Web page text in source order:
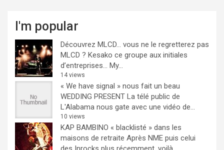
I'm popular
Découvrez MLCD… vous ne le regretterez pas
MLCD ? Kesako ce groupe aux initiales
d’entreprises… My...
14 views
« We have signal » nous fait un beau
WEDDING PRESENT La télé public de
L'Alabama nous gate avec une vidéo de...
10 views
KAP BAMBINO « blacklisté » dans les
maisons de retraite Après NME puis celui